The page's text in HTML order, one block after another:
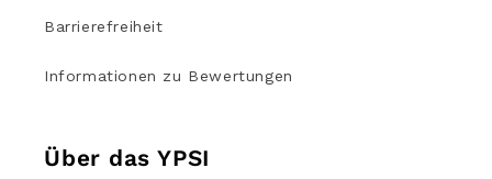
Barrierefreiheit
Informationen zu Bewertungen
Über das YPSI